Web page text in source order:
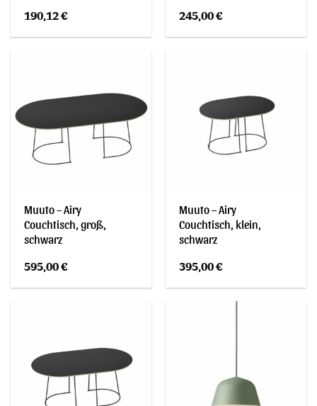
190,12€
245,00€
Muuto – Airy
Couchtisch, groß,
schwarz
595,00€
Muuto – Airy
Couchtisch, klein,
schwarz
395,00€